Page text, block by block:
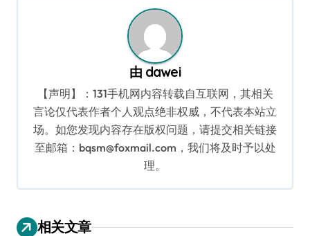
由 dawei
【声明】：131手机网内容转载自互联网，其相关
言论仅代表作者个人观点绝非权威，不代表本站立
场。如您发现内容存在版权问题，请提交相关链接
至邮箱：bqsm@foxmail.com，我们将及时予以处
理。
相关文章